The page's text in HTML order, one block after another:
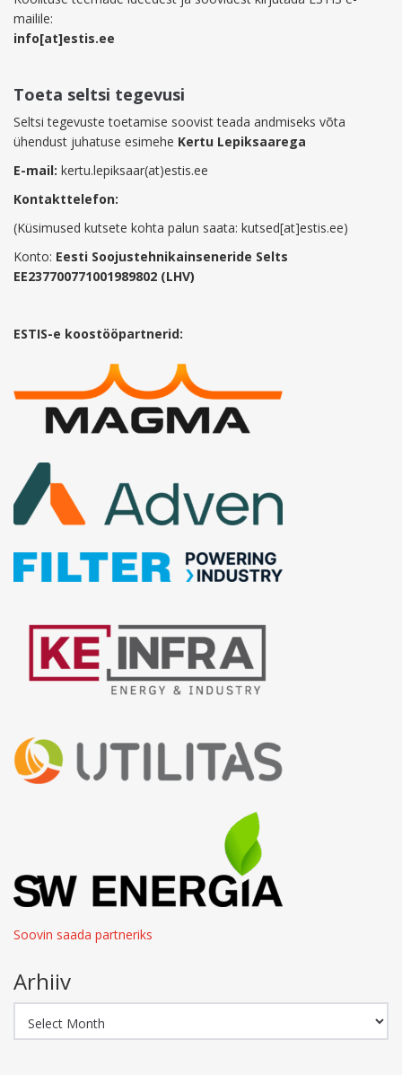
mailile:
info[at]estis.ee
Toeta seltsi tegevusi
Seltsi tegevuste toetamise soovist teada andmiseks võta
ühendust juhatuse esimehe Kertu Lepiksaarega
E-mail: kertu.lepiksaar(at)estis.ee
Kontakttelefon:
(Küsimused kutsete kohta palun saata: kutsed[at]estis.ee)
Konto: Eesti Soojustehnikainseneride Selts
EE237700771001989802 (LHV)
ESTIS-e koostööpartnerid:
Soovin saada partneriks
Arhiiv